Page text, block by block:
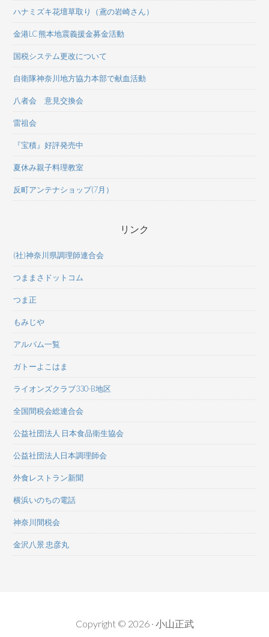
ハナミズキ花壇草取り（鳶の岩崎さん）
金港LC 熊本地震義援金募金活動
国税システム更改について
自衛隊神奈川地方協力本部で献血活動
八者会 意見交換会
雷祖会
『宝積』好評発売中
夏休み親子料理教室
反町アンテナショップ(7月）
リンク
(社)神奈川県調理師連合会
つままさドットコム
つま正
もみじや
アルバム一覧
ガトーよこはま
ライオンズクラブ330-B地区
全国間税会総連合会
公益社団法人 日本食品衛生協会
公益社団法人日本調理師会
外食レストラン新聞
横浜いのちの電話
神奈川間税会
金沢八景 忠彦丸
Copyright © 2026 · 小山正武